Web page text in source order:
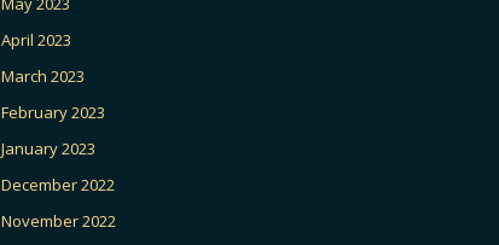
April 2023
March 2023
February 2023
January 2023
December 2022
November 2022